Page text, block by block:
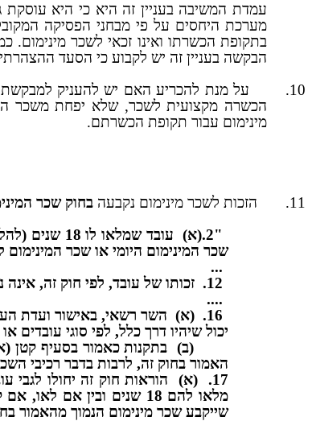
עמדת המשיבה בעניין זה היא כי היא עוסקת
מערכת היחסים על פי מבחני הפסיקה
בתקופת הכשרתו ואינו זכאי לשכר
הבקשה בעניין זה יש לקבוע כי הסעד
10.
על מנת להכריע האם יש להעניק למבקשת
הכשרה מקצועית לשכר, שלא יפחת משכר
מינימום עבור תקופת הכשרתם.
11. הזכות לשכר מינימום נקבעה בחוק שכר
"2.(א)
עובד
שכר המינימום היומי או שכר
...
12.
זכותו של עובד, לפי חוק זה, אינה
....
16.
(א) השר רשאי, באישור ועדת
יכול שיהיו דרך כלל, לפי סוגי עובדים
(ב) בתקנות כאמור בסעיף קטן
האמור בחוק זה, לרבות בדבר רכיבי
17.
(א)
הוראות חוק זה יחולו
מלאו להם 18 שנים ובין
שייקבע שכר מינימום הנמוך מהאמור